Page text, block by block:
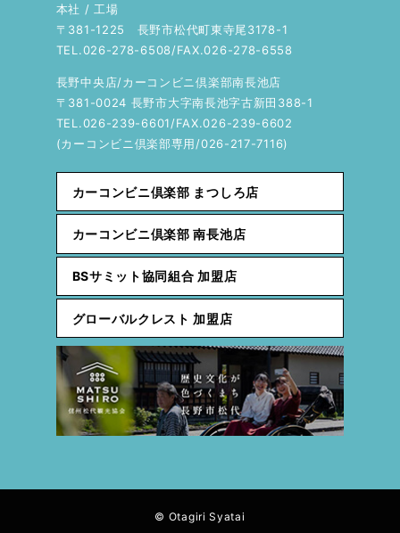
本社 / 工場
〒381-1225 長野市松代町東寺尾3178-1
TEL.026-278-6508/FAX.026-278-6558
長野中央店/カーコンビニ倶楽部南長池店
〒381-0024 長野市大字南長池字古新田388-1
TEL.026-239-6601/FAX.026-239-6602
(カーコンビニ倶楽部専用/026-217-7116)
カーコンビニ倶楽部 まつしろ店
カーコンビニ倶楽部 南長池店
BSサミット協同組合 加盟店
グローバルクレスト 加盟店
© Otagiri Syatai